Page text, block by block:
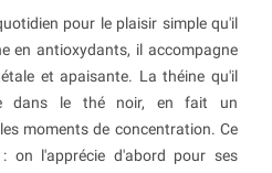
pour le plaisir simple qu'il
en antioxydants, il accompagne
et apaisante. La théine qu'il
dans le thé noir, en fait un
moments de concentration. Ce
on l'apprécie d'abord pour ses